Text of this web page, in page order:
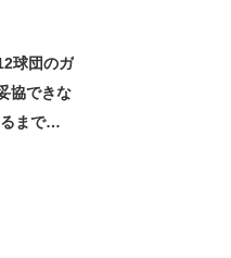
球団のガ
協できな
まで終